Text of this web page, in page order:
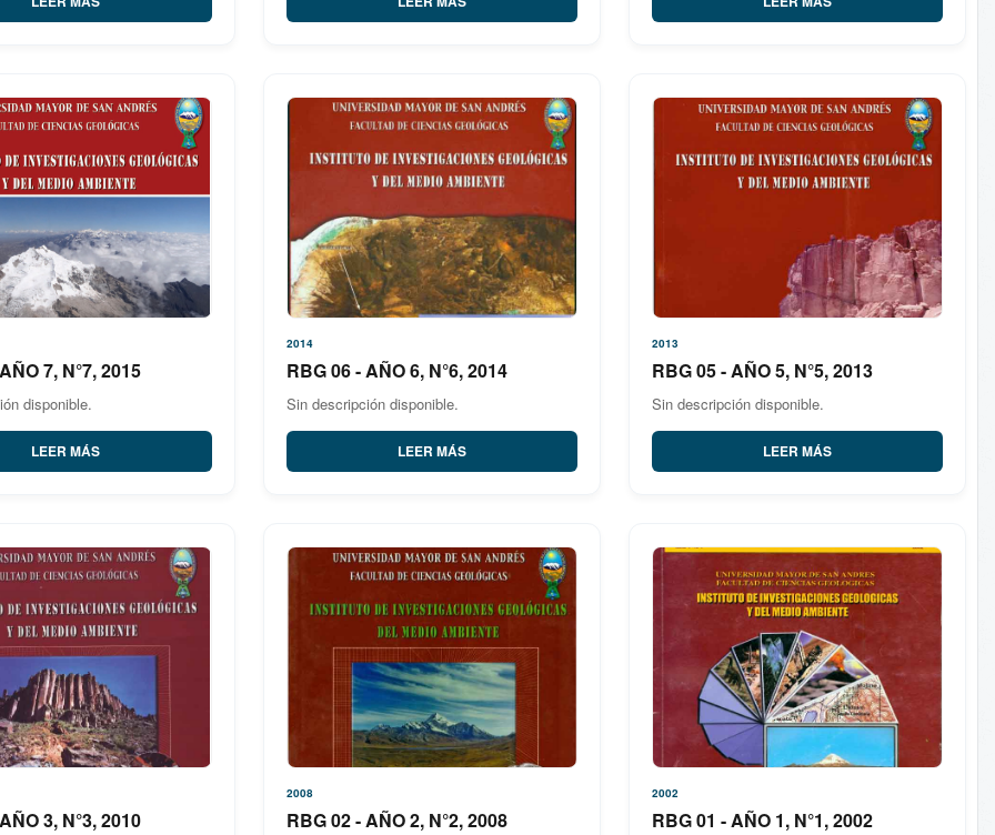
7, N°7, 2015
disponible.
LEER MÁS
2014
RBG 06 - AÑO 6, N°6, 2014
Sin descripción disponible.
LEER MÁS
2013
RBG 05 - AÑO 5, N°5, 2013
Sin descripción disponible.
LEER MÁS
3, N°3, 2010
2008
RBG 02 - AÑO 2, N°2, 2008
2002
RBG 01 - AÑO 1, N°1, 2002